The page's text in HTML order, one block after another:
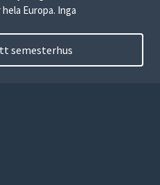
Europa. Inga
semesterhus